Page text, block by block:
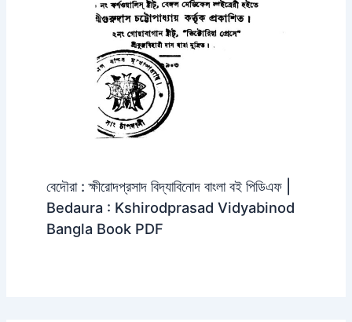
বেদৌরা : ক্ষীরোদপ্রসাদ বিদ্যাবিনোদ বাংলা বই পিডিএফ |
Bedaura : Kshirodprasad Vidyabinod
Bangla Book PDF